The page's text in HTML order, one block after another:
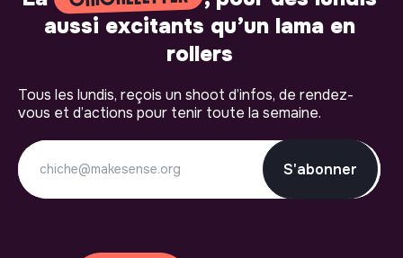
aussi excitants qu’un lama en
rollers
Tous les lundis, reçois un shoot d’infos, de rendez-
vous et d’actions pour tenir toute la semaine.
S'abonner